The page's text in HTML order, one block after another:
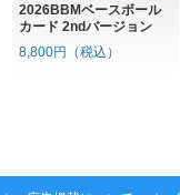
2026BBMベースボール
カード 2ndバージョン
8,800円（税込）